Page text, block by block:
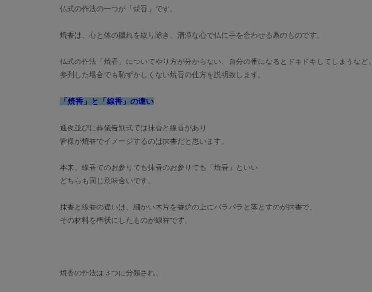
仏式の作法の一つが「焼香」です。
焼香は、心と体の穢れを取り除き、清浄な心で仏に手を合わせる為のものです。
仏式の作法「焼香」についてやり方が分からない、自分の番になるとドキドキしてしまうなど、
参列した場合でも恥ずかしくない焼香の仕方を説明致します。
「焼香」と「線香」の違い
通夜並びに葬儀告別式では抹香と線香があり
皆様が焼香でイメージするのは抹香だと思います。
本来、線香でのお参りでも抹香のお参りでも「焼香」といい
どちらも同じ意味合いです。
抹香と線香の違いは、細かい木片を香炉の上にパラパラと落とすのが抹香で、
その材料を棒状にしたものが線香です。
焼香の作法は３つに分類され、